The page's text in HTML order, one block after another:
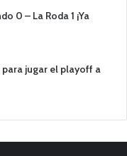
0 – La Roda 1 ¡Ya
para jugar el playoff a